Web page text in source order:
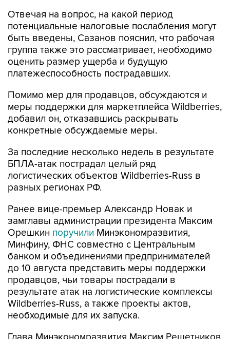
Отвечая на вопрос, на какой период
потенциальные налоговые послабления могут
быть введены, Сазанов пояснил, что рабочая
группа также это рассматривает, необходимо
оценить размер ущерба и будущую
платежеспособность пострадавших.
Помимо мер для продавцов, обсуждаются и
меры поддержки для маркетплейса Wildberries,
добавил он, отказавшись раскрывать
конкретные обсуждаемые меры.
За последние несколько недель в результате
БПЛА-атак пострадал целый ряд
логистических объектов Wildberries-Russ в
разных регионах РФ.
Ранее вице-премьер Александр Новак и
замглавы администрации президента Максим
Орешкин поручили Минэкономразвития,
Минфину, ФНС совместно с Центральным
банком и объединениями предпринимателей
до 10 августа представить меры поддержки
продавцов, чьи товары пострадали в
результате атак на логистические комплексы
Wildberries-Russ, а также проекты актов,
необходимые для их запуска.